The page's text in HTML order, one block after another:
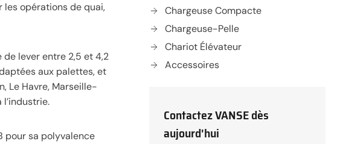
les opérations de quai,
lever entre 2,5 et 4,2
aux palettes, et
Le Havre, Marseille-
pour sa polyvalence
Chargeuse Compacte
Chargeuse-Pelle
Chariot Élévateur
Accessoires
Contactez VANSE dès
aujourd'hui